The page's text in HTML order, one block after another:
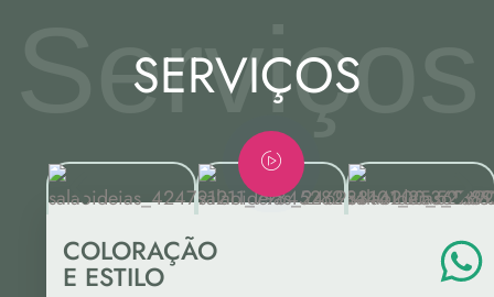
Serviços
SERVIÇOS
COLORAÇÃO
E ESTILO